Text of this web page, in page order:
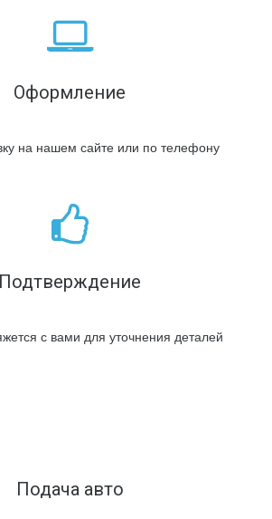
Оформление
на нашем сайте или по телефону
Подтверждение
с вами для уточнения деталей
Подача авто